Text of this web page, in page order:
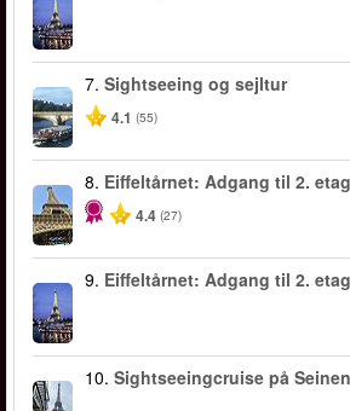
7. Sightseeing og sejltur
4.1 (55)
8. Eiffeltårnet: Adgang til 2.
4.4 (27)
9. Eiffeltårnet: Adgang til 2.
10. Sightseeingcruise på Seinen